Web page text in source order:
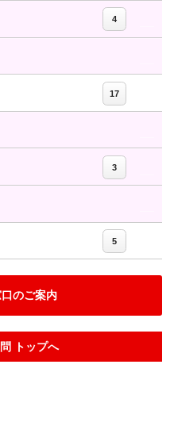
4
17
3
5
のご案内
トップへ